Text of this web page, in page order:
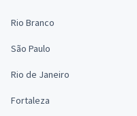
Rio Branco
São Paulo
Rio de Janeiro
Fortaleza